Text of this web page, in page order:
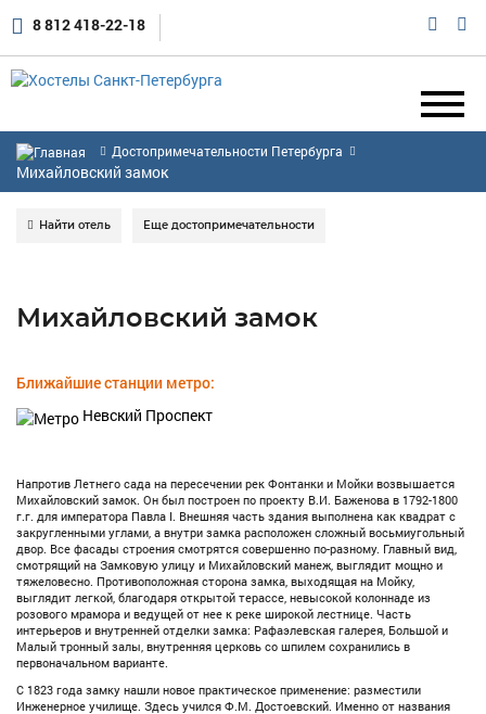
8 812 418-22-18
Достопримечательности Петербурга
Михайловский замок
Найти отель Еще достопримечательности
Михайловский замок
Ближайшие станции метро:
Невский Проспект
Напротив Летнего сада на пересечении рек Фонтанки и Мойки возвышается
Михайловский замок. Он был построен по проекту В.И. Баженова в 1792-1800
г.г. для императора Павла I. Внешняя часть здания выполнена как квадрат с
закругленными углами, а внутри замка расположен сложный восьмиугольный
двор. Все фасады строения смотрятся совершенно по-разному. Главный вид,
смотрящий на Замковую улицу и Михайловский манеж, выглядит мощно и
тяжеловесно. Противоположная сторона замка, выходящая на Мойку,
выглядит легкой, благодаря открытой терассе, невысокой колоннаде из
розового мрамора и ведущей от нее к реке широкой лестнице. Часть
интерьеров и внутренней отделки замка: Рафаэлевская галерея, Большой и
Малый тронный залы, внутренняя церковь со шпилем сохранились в
первоначальном варианте.
С 1823 года замку нашли новое практическое применение: разместили
Инженерное училище. Здесь учился Ф.М. Достоевский. Именно от названия